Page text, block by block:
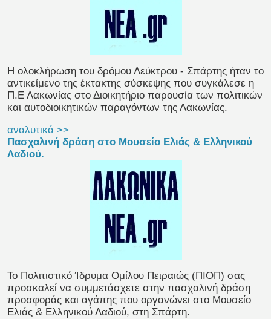
Η ολοκλήρωση του δρόμου Λεύκτρου - Σπάρτης ήταν το
αντικείμενο της έκτακτης σύσκεψης που συγκάλεσε η
Π.Ε Λακωνίας στο Διοικητήριο παρουσία των πολιτικών
και αυτοδιοικητικών παραγόντων της Λακωνίας.
αναλυτικά >>
Πασχαλινή δράση στο Μουσείο Ελιάς & Ελληνικού
Λαδιού.
Το Πολιτιστικό Ίδρυμα Ομίλου Πειραιώς (ΠΙΟΠ) σας
προσκαλεί να συμμετάσχετε στην πασχαλινή δράση
προσφοράς και αγάπης που οργανώνει στο Μουσείο
Ελιάς & Ελληνικού Λαδιού, στη Σπάρτη.